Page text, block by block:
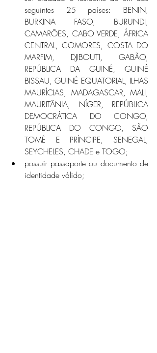
seguintes 25 países: BENIN,
BURKINA FASO, BURUNDI,
CAMARÕES, CABO VERDE, ÁFRICA
CENTRAL, COMORES, COSTA DO
MARFIM, DJIBOUTI, GABÃO,
REPÚBLICA DA GUINÉ, GUINÉ
BISSAU, GUINÉ EQUATORIAL, ILHAS
MAURÍCIAS, MADAGASCAR, MALI,
MAURITÂNIA, NÍGER, REPÚBLICA
DEMOCRÁTICA DO CONGO,
REPÚBLICA DO CONGO, SÃO
TOMÉ E PRÍNCIPE, SENEGAL,
SEYCHELES, CHADE e TOGO;
possuir passaporte ou documento de
identidade válido;